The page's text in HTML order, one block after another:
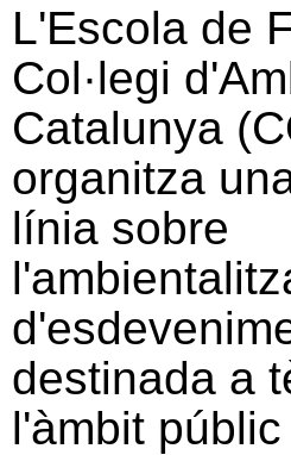
L'Escola de
Col·legi
Catalunya
organitza
línia sobre
destinada a
l'àmbit